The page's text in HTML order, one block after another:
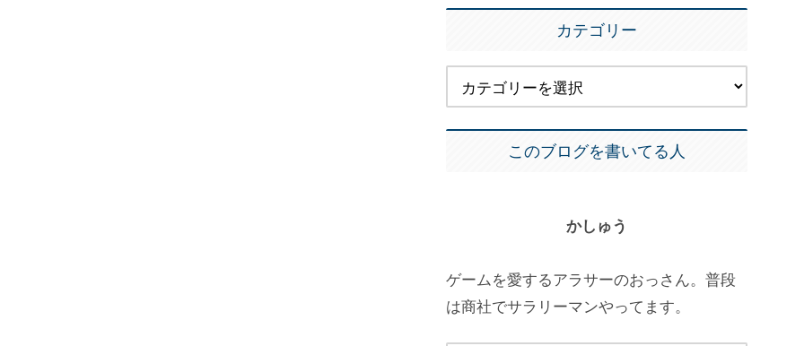
カテゴリー
このブログを書いてる人
かしゅう
ゲームを愛するアラサーのおっさん。普段
は商社でサラリーマンやってます。